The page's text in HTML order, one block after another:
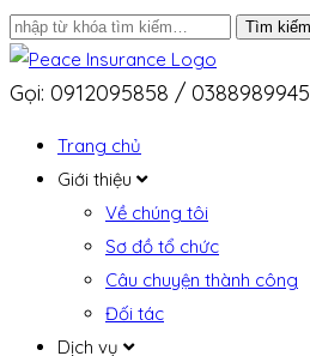
Gọi: 0912095858 / 0388989945
Trang chủ
Giới thiệu
Về chúng tôi
Sơ đồ tổ chức
Câu chuyện thành công
Đối tác
Dịch vụ